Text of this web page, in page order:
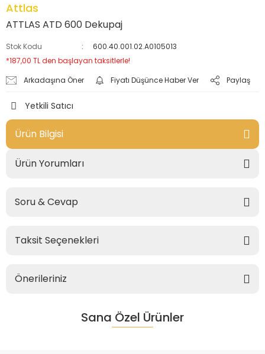
Attlas
ATTLAS ATD 600 Dekupaj
Stok Kodu
600.40.001.02.A0105013
*187,00 TL den başlayan taksitlerle!
Arkadaşına Öner
Fiyatı Düşünce Haber Ver Paylaş
Yetkili Satıcı
Ürün Bilgisi
Ürün Yorumları
Soru & Cevap
Taksit Seçenekleri
Önerileriniz
Sana Özel Ürünler